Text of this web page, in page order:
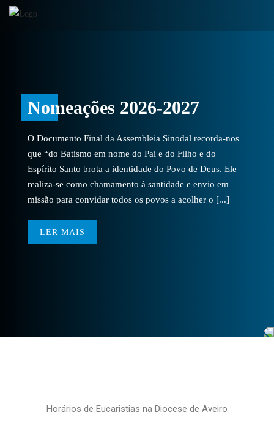
Nomeações 2026-2027
O Documento Final da Assembleia Sinodal recorda-nos
que “do Batismo em nome do Pai e do Filho e do
Espírito Santo brota a identidade do Povo de Deus. Ele
realiza-se como chamamento à santidade e envio em
missão para convidar todos os povos a acolher o [...]
LER MAIS
Horários de Eucaristias na Diocese de Aveiro